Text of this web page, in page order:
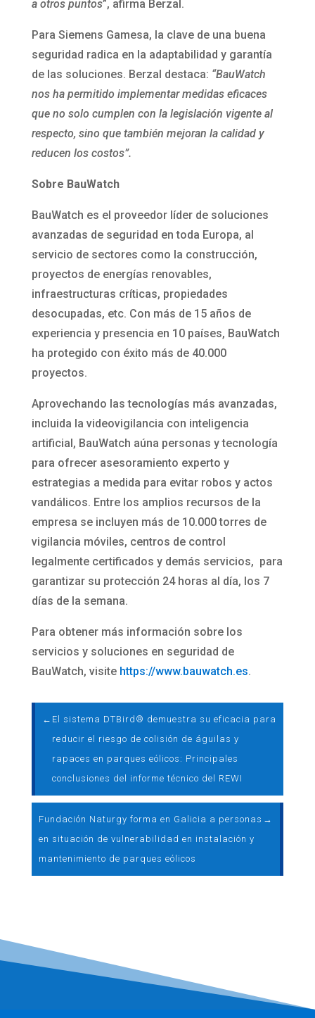
a otros puntos”, afirma Berzal.
Para Siemens Gamesa, la clave de una buena
seguridad radica en la adaptabilidad y garantía
de las soluciones. Berzal destaca: “BauWatch
nos ha permitido implementar medidas eficaces
que no solo cumplen con la legislación vigente al
respecto, sino que también mejoran la calidad y
reducen los costos”.
Sobre BauWatch
BauWatch es el proveedor líder de soluciones
avanzadas de seguridad en toda Europa, al
servicio de sectores como la construcción,
proyectos de energías renovables,
infraestructuras críticas, propiedades
desocupadas, etc. Con más de 15 años de
experiencia y presencia en 10 países, BauWatch
ha protegido con éxito más de 40.000
proyectos.
Aprovechando las tecnologías más avanzadas,
incluida la videovigilancia con inteligencia
artificial, BauWatch aúna personas y tecnología
para ofrecer asesoramiento experto y
estrategias a medida para evitar robos y actos
vandálicos. Entre los amplios recursos de la
empresa se incluyen más de 10.000 torres de
vigilancia móviles, centros de control
legalmente certificados y demás servicios, para
garantizar su protección 24 horas al día, los 7
días de la semana.
Para obtener más información sobre los
servicios y soluciones en seguridad de
BauWatch, visite https://www.bauwatch.es.
← El sistema DTBird® demuestra su eficacia para
reducir el riesgo de colisión de águilas y
rapaces en parques eólicos: Principales
conclusiones del informe técnico del REWI
Fundación Naturgy forma en Galicia a personas
en situación de vulnerabilidad en instalación y
mantenimiento de parques eólicos
→